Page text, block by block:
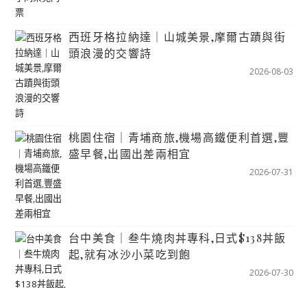
西班牙格拉納達｜山城美景,摩爾古蹟與街
頭浪漫的交響詩
2026-08-03
桃園住宿｜青埔商旅,機場高鐵便利首選,豐
盛早餐,出國出差兩相宜
2026-07-31
台中美食｜叁牛燒肉丼專科,日式$138丼飯
起,就有冰沙小菜吃到飽
2026-07-30